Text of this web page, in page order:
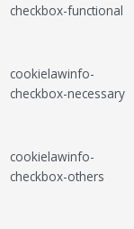
checkbox-functional
cookielawinfo-
checkbox-necessary
cookielawinfo-
checkbox-others